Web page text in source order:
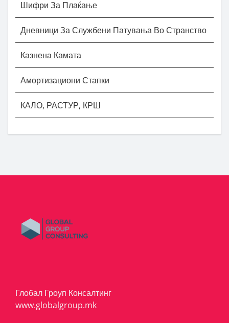
Шифри За Плаќање
Дневници За Службени Патувања Во Странство
Казнена Камата
Амортизациони Стапки
КАЛО, РАСТУР, КРШ
Глобал Гроуп Консалтинг
www.globalgroup.mk